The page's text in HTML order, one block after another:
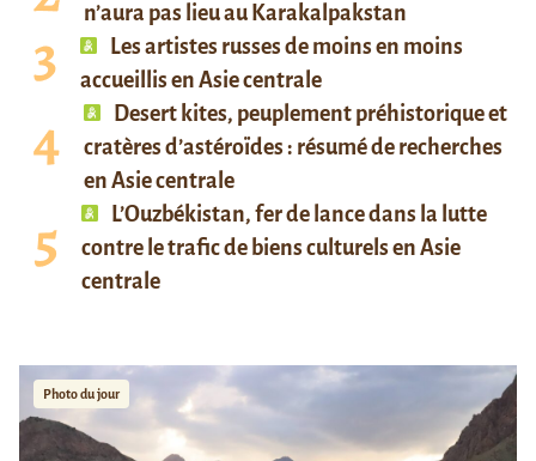
n’aura pas lieu au Karakalpakstan
Les artistes russes de moins en moins
accueillis en Asie centrale
Desert kites, peuplement préhistorique et
cratères d’astéroïdes : résumé de recherches
en Asie centrale
L’Ouzbékistan, fer de lance dans la lutte
contre le trafic de biens culturels en Asie
centrale
Photo du jour